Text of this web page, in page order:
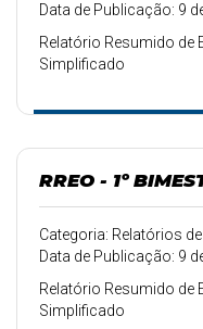
Data de Publicação: 9
Relatório Resumido de
Simplificado
RREO - 1º
Categoria: Relatórios
Data de Publicação: 9
Relatório Resumido de
Simplificado